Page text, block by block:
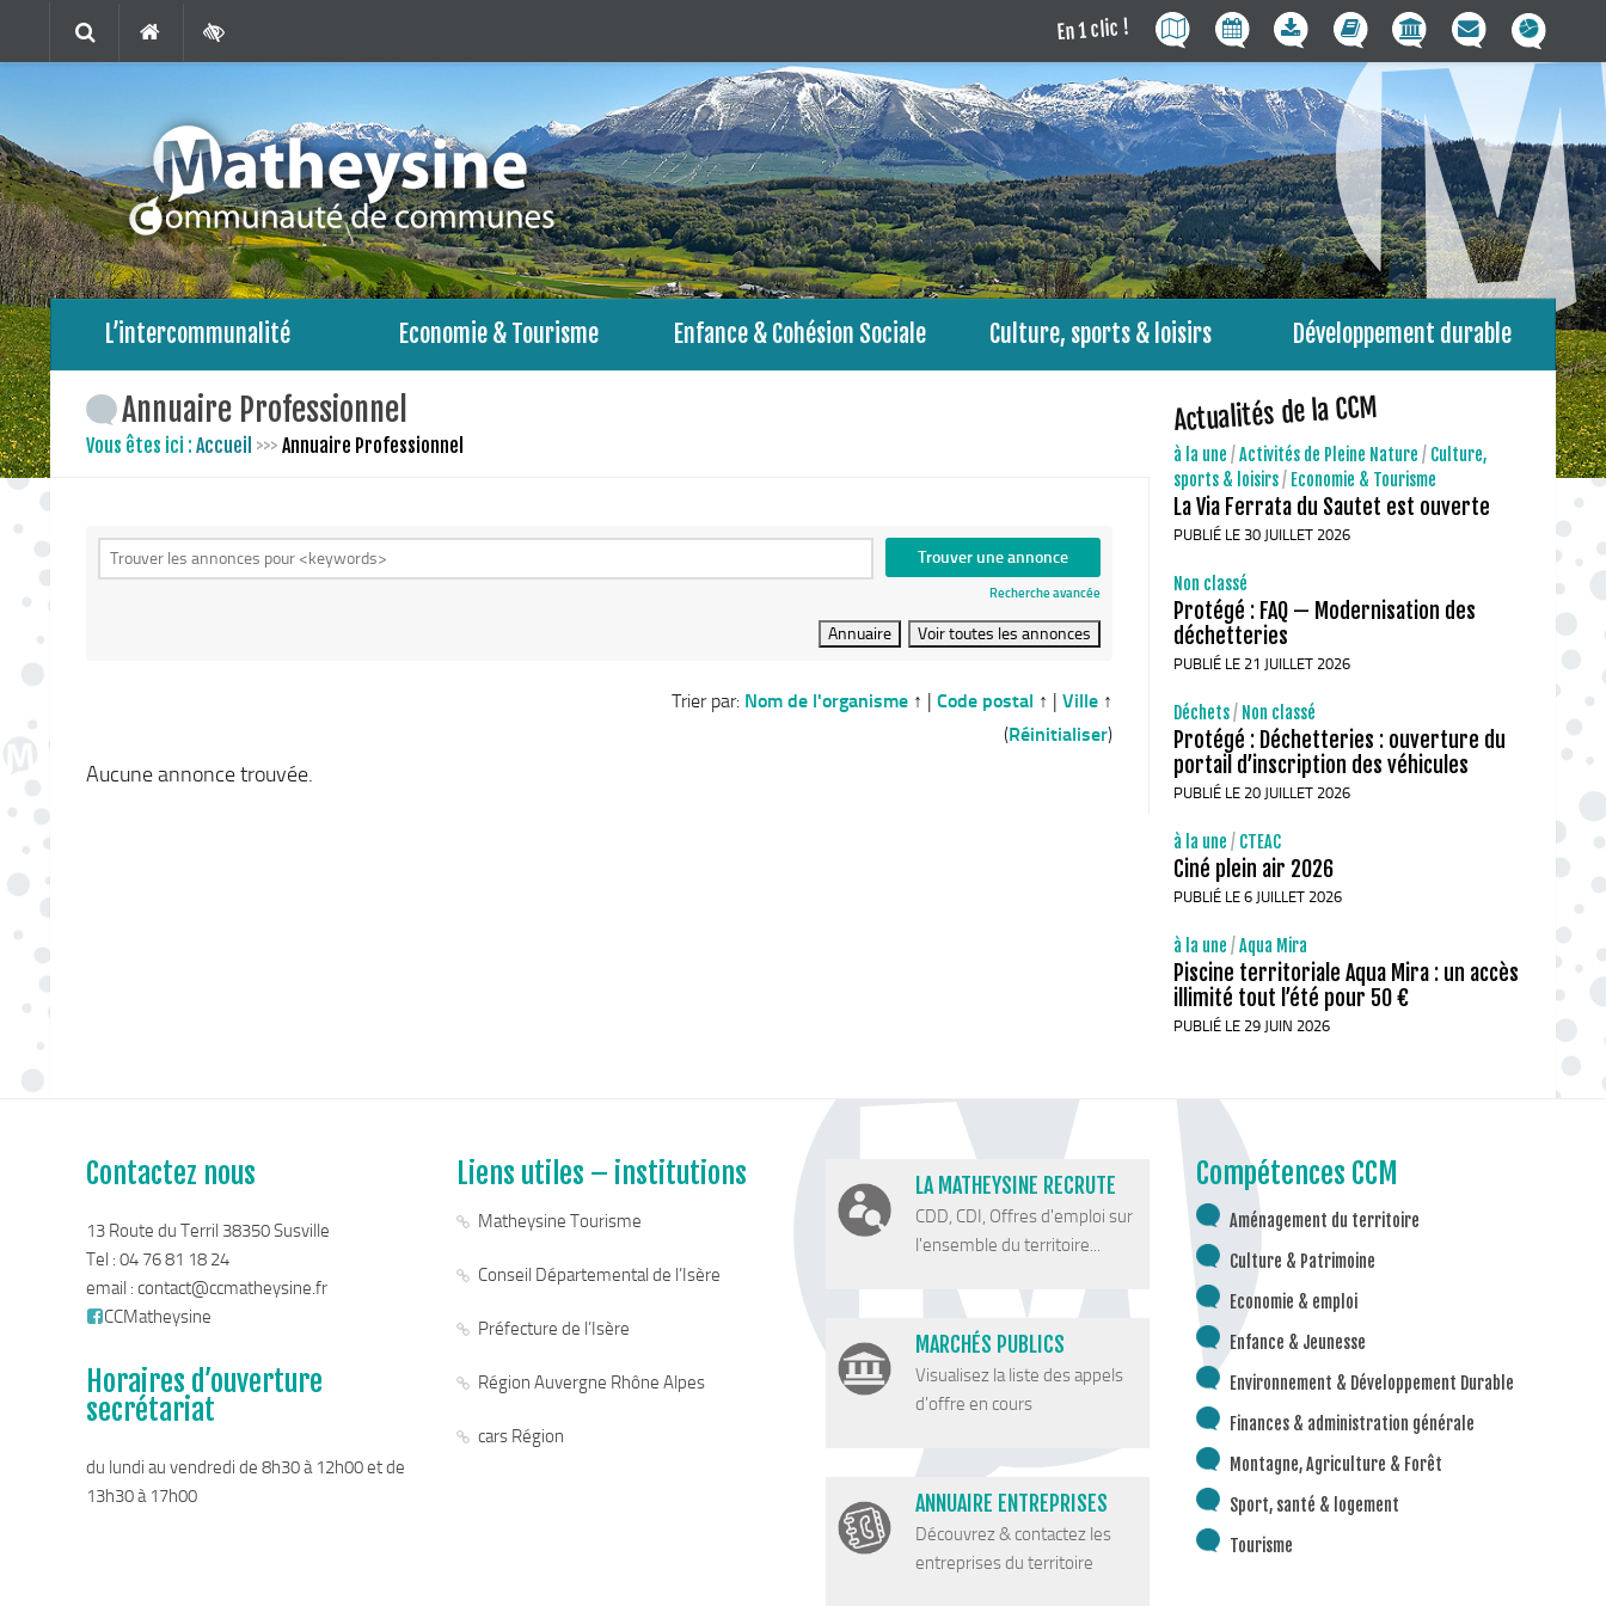
En 1 clic !
L’intercommunalité Economie & Tourisme Enfance & Cohésion Sociale Culture, sports & loisirs Développement durable
Annuaire Professionnel
Vous êtes ici : Accueil >>> Annuaire Professionnel
Recherche avancée
Trier par: Nom de l'organisme ↑ | Code postal ↑ | Ville ↑
(Réinitialiser)
Aucune annonce trouvée.
Actualités de la CCM
à la une /Activités de Pleine Nature / Culture,
sports & loisirs/ Economie & Tourisme
La Via Ferrata du Sautet est ouverte
PUBLIÉ LE 30 JUILLET 2026
Non classé
Protégé : FAQ — Modernisation des
déchetteries
PUBLIÉ LE 21 JUILLET 2026
Déchets/ Non classé
Protégé : Déchetteries : ouverture du
portail d’inscription des véhicules
PUBLIÉ LE 20 JUILLET 2026
à la une / CTEAC
Ciné plein air 2026
PUBLIÉ LE 6 JUILLET 2026
à la une /Aqua Mira
Piscine territoriale Aqua Mira : un accès
illimité tout l’été pour 50 €
PUBLIÉ LE 29 JUIN 2026
Contactez nous
13 Route du Terril 38350 Susville
Tel : 04 76 81 18 24
email : contact@ccmatheysine.fr
CCMatheysine
Horaires d’ouverture
secrétariat
du lundi au vendredi de 8h30 à 12h00 et de
13h30 à 17h00
Liens utiles – institutions
Matheysine Tourisme
Conseil Départemental de l’Isère
Préfecture de l’Isère
Région Auvergne Rhône Alpes
cars Région
LA MATHEYSINE RECRUTE
CDD, CDI, Offres d'emploi sur
l'ensemble du territoire...
MARCHÉS PUBLICS
Visualisez la liste des appels
d'offre en cours
ANNUAIRE ENTREPRISES
Découvrez & contactez les
entreprises du territoire
Compétences CCM
Aménagement du territoire
Culture & Patrimoine
Economie & emploi
Enfance & Jeunesse
Environnement & Développement Durable
Finances & administration générale
Montagne, Agriculture & Forêt
Sport, santé & logement
Tourisme